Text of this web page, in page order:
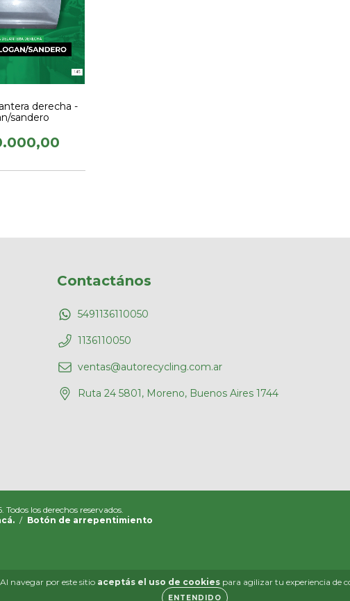
Al navegar por este sitio aceptás el uso de cookies para agilizar tu experiencia de
ENTENDIDO
derecha -
sandero
Contactános
5491136110050
1136110050
ventas@autorecycling.com.ar
Ruta 24 5801, Moreno, Buenos Aires 1744
los derechos reservados.
/ Botón de arrepentimiento